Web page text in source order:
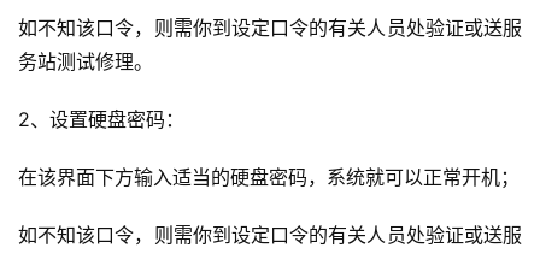
如不知该口令，则需你到设定口令的有关人员处验证或送服
务站测试修理。
2、设置硬盘密码：
在该界面下方输入适当的硬盘密码，系统就可以正常开机；
如不知该口令，则需你到设定口令的有关人员处验证或送服